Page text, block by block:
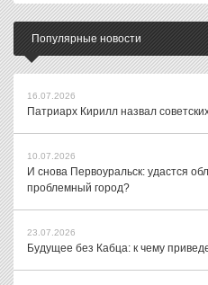
Популярные новости
16.07.2026
Патриарх Кирилл назвал
10.07.2026
И снова Первоуральск: удастся
проблемный город?
23.07.2026
Будущее без Кабца: к чему